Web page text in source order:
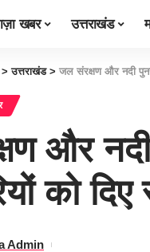
खबर उत्तराखंड
उत्तराखंड> जल संरक्षण और नदी
और
को
Admin